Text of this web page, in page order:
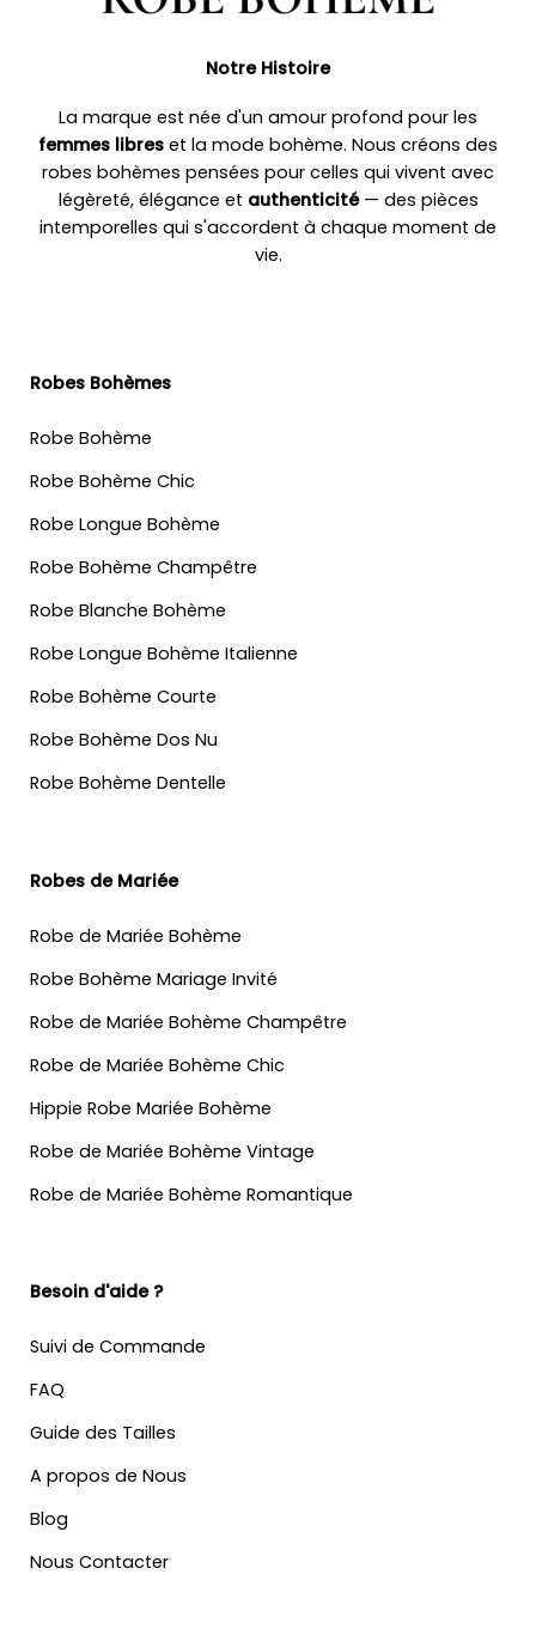
Notre Histoire
La marque est née d'un amour profond pour les
femmes libres et la mode bohème. Nous créons des
robes bohèmes pensées pour celles qui vivent avec
légèreté, élégance et authenticité— des pièces
intemporelles qui s'accordent à chaque moment de
vie.
Robes Bohèmes
Robe Bohème
Robe Bohème Chic
Robe Longue Bohème
Robe Bohème Champêtre
Robe Blanche Bohème
Robe Longue Bohème Italienne
Robe Bohème Courte
Robe Bohème Dos Nu
Robe Bohème Dentelle
Robes de Mariée
Robe de Mariée Bohème
Robe Bohème Mariage Invité
Robe de Mariée Bohème Champêtre
Robe de Mariée Bohème Chic
Hippie Robe Mariée Bohème
Robe de Mariée Bohème Vintage
Robe de Mariée Bohème Romantique
Besoin d'aide ?
Suivi de Commande
FAQ
Guide des Tailles
A propos de Nous
Blog
Nous Contacter